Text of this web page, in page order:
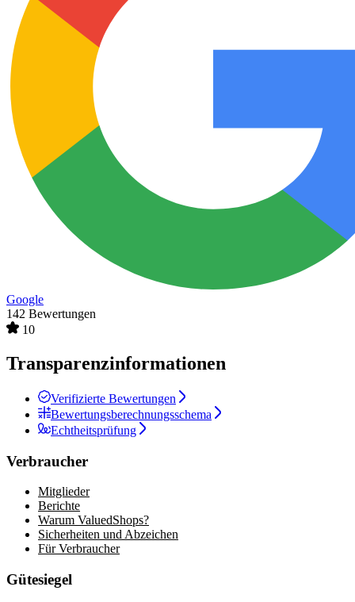
Google
142 Bewertungen
10
Transparenzinformationen
Verifizierte Bewertungen
Bewertungsberechnungsschema
Echtheitsprüfung
Verbraucher
Mitglieder
Berichte
Warum ValuedShops?
Sicherheiten und Abzeichen
Für Verbraucher
Gütesiegel